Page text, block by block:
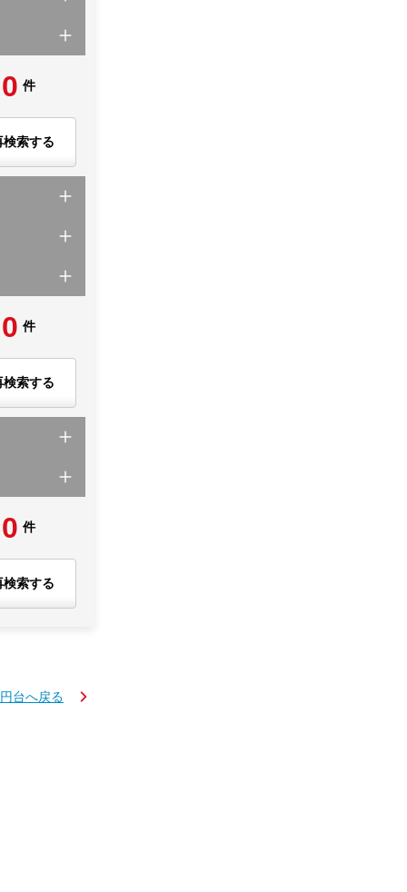
0 件
検索する
0 件
検索する
0 件
検索する
台へ戻る